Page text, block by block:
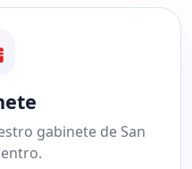
gabinete de San